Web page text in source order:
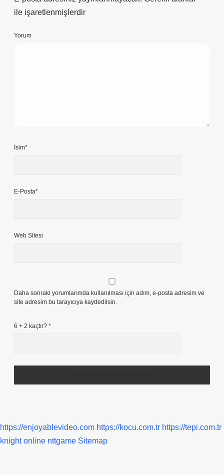
ile işaretlenmişlerdir
Yorum
İsim*
E-Posta*
Web Sitesi
Daha sonraki yorumlarımda kullanılması için adım, e-posta adresim ve
site adresim bu tarayıcıya kaydedilsin.
6 + 2 kaçtır? *
https://enjoyablevideo.com https://kocu.com.tr https://tepi.com.tr
knight online nttgame Sitemap